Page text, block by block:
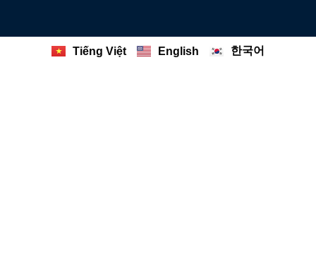
Tiếng Việt English 한국어